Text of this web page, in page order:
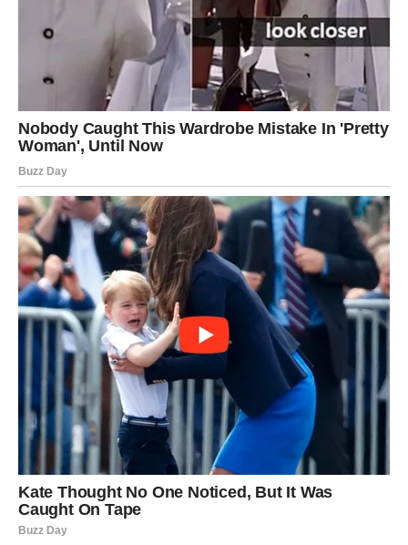
udara
Kalijum koji se nalazi u hurmama ima ključnu ulogu u zaštiti
mozga i nervnog sistema. Redovna konzumacija može
pomoći u smanjenju rizika od moždanog udara, jer doprinosi
stabilizaciji krvnog pritiska i poboljšanju protoka krvi.
Zaključak
Hurme su mnogo više od običnog slatkog voća. One
predstavljaju prirodni izvor brojnih hranjivih tvari koje mogu
značajno unaprijediti zdravlje. Njihov uticaj na srce, probavu,
krvni pritisak i nivo energije čini ih izuzetno vrijednim dodatkom
svakodnevnoj ishrani.
Ipak, kao i kod svake namirnice, ključ je u umjerenosti. Kada
se konzumiraju pravilno, hurme mogu biti jednostavan i
ukusan način da poboljšate svoje zdravlje i unesete više
prirodnih nutrijenata u organizam.